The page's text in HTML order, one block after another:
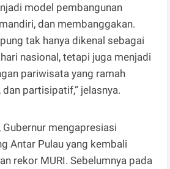
model pembangunan
dan membanggakan.
tak hanya dikenal sebagai
nasional, tetapi juga menjadi
pariwisata yang ramah
partisipatif,” jelasnya.
Gubernur mengapresiasi
Antar Pulau yang kembali
rekor MURI. Sebelumnya pada